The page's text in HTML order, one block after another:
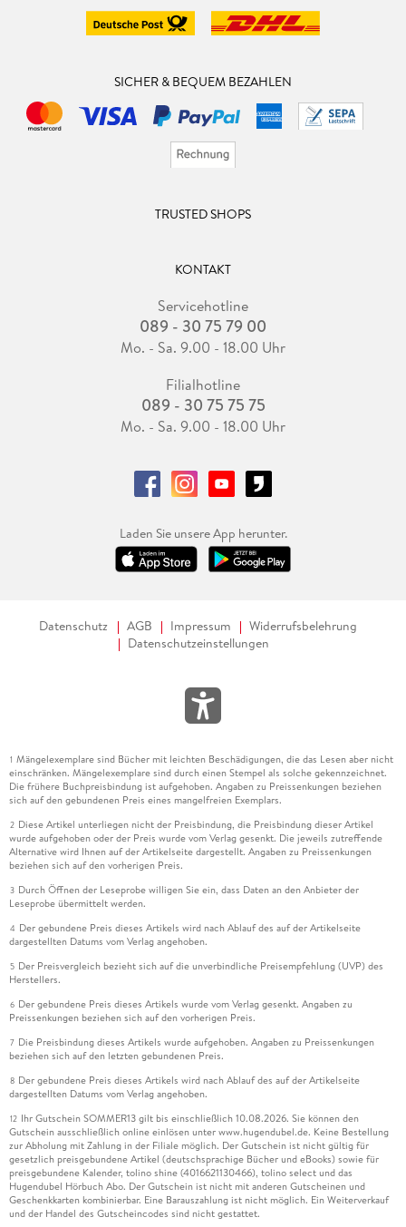
SICHER & BEQUEM BEZAHLEN
TRUSTED SHOPS
KONTAKT
Servicehotline
089 - 30 75 79 00
Mo. - Sa. 9.00 - 18.00 Uhr
Filialhotline
089 - 30 75 75 75
Mo. - Sa. 9.00 - 18.00 Uhr
Laden Sie unsere App herunter.
Datenschutz AGB Impressum
Widerrufsbelehrung
Datenschutzeinstellungen
1 Mängelexemplare sind Bücher mit leichten Beschädigungen, die das Lesen aber nicht
einschränken. Mängelexemplare sind durch einen Stempel als solche gekennzeichnet.
Die frühere Buchpreisbindung ist aufgehoben. Angaben zu Preissenkungen beziehen
sich auf den gebundenen Preis eines mangelfreien Exemplars.
2 Diese Artikel unterliegen nicht der Preisbindung, die Preisbindung dieser Artikel
wurde aufgehoben oder der Preis wurde vom Verlag gesenkt. Die jeweils zutreffende
Alternative wird Ihnen auf der Artikelseite dargestellt. Angaben zu Preissenkungen
beziehen sich auf den vorherigen Preis.
3 Durch Öffnen der Leseprobe willigen Sie ein, dass Daten an den Anbieter der
Leseprobe übermittelt werden.
4 Der gebundene Preis dieses Artikels wird nach Ablauf des auf der Artikelseite
dargestellten Datums vom Verlag angehoben.
5 Der Preisvergleich bezieht sich auf die unverbindliche Preisempfehlung (UVP) des
Herstellers.
6 Der gebundene Preis dieses Artikels wurde vom Verlag gesenkt. Angaben zu
Preissenkungen beziehen sich auf den vorherigen Preis.
7 Die Preisbindung dieses Artikels wurde aufgehoben. Angaben zu Preissenkungen
beziehen sich auf den letzten gebundenen Preis.
8 Der gebundene Preis dieses Artikels wird nach Ablauf des auf der Artikelseite
dargestellten Datums vom Verlag angehoben.
12 Ihr Gutschein SOMMER13 gilt bis einschließlich 10.08.2026. Sie können den
Gutschein ausschließlich online einlösen unter www.hugendubel.de. Keine Bestellung
zur Abholung mit Zahlung in der Filiale möglich. Der Gutschein ist nicht gültig für
gesetzlich preisgebundene Artikel (deutschsprachige Bücher und eBooks) sowie für
preisgebundene Kalender, tolino shine (4016621130466), tolino select und das
Hugendubel Hörbuch Abo. Der Gutschein ist nicht mit anderen Gutscheinen und
Geschenkkarten kombinierbar. Eine Barauszahlung ist nicht möglich. Ein Weiterverkauf
und der Handel des Gutscheincodes sind nicht gestattet.